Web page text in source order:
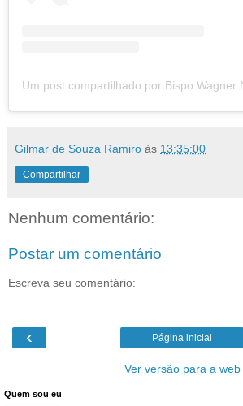
Gilmar de Souza Ramiro às 13:35:00
Compartilhar
Nenhum comentário:
Postar um comentário
Escreva seu comentário:
‹ Página inicial
Ver versão para a web
Quem sou eu